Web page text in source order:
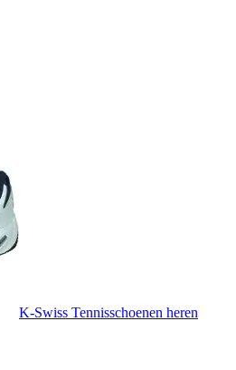
K-Swiss Tennisschoenen heren